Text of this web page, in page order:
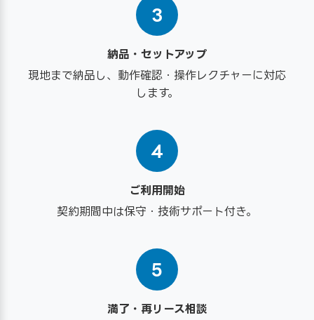
3
納品・セットアップ
現地まで納品し、動作確認・操作レクチャーに対応
します。
4
ご利用開始
契約期間中は保守・技術サポート付き。
5
満了・再リース相談